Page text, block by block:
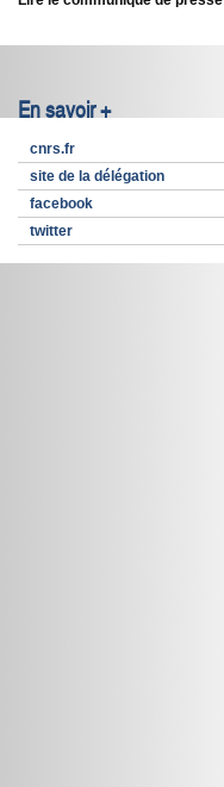
En savoir +
cnrs.fr
site de la délégation
facebook
twitter